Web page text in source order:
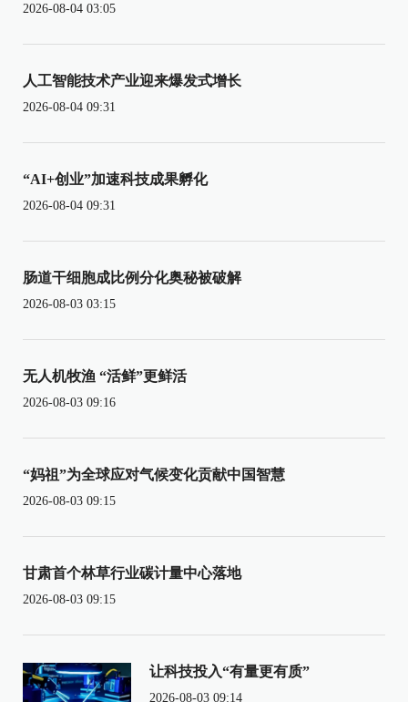
2026-08-04 03:05
人工智能技术产业迎来爆发式增长
2026-08-04 09:31
“AI+创业”加速科技成果孵化
2026-08-04 09:31
肠道干细胞成比例分化奥秘被破解
2026-08-03 03:15
无人机牧渔 “活鲜”更鲜活
2026-08-03 09:16
“妈祖”为全球应对气候变化贡献中国智慧
2026-08-03 09:15
甘肃首个林草行业碳计量中心落地
2026-08-03 09:15
让科技投入“有量更有质”
2026-08-03 09:14